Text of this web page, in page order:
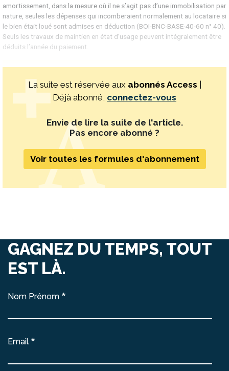
amortissement, dans la mesure où il ne s’agit pas d’une immobilisation par
nature, seules les dépenses qui incomberaient normalement au locataire si
le bien était loué sont admises en déduction (BOI-BNC-BASE-40-60 n° 40).
Seuls les travaux de maintien en état d’usage peuvent intégralement être
déduits l’année du paiement.
La suite est réservée aux abonnés Access
Déjà abonné, connectez-vous
Envie de lire la suite de l'article.
Pas encore abonné ?
Voir toutes les formules d'abonnement
GAGNEZ DU TEMPS, TOUT
EST LÀ.
Nom Prénom
Email